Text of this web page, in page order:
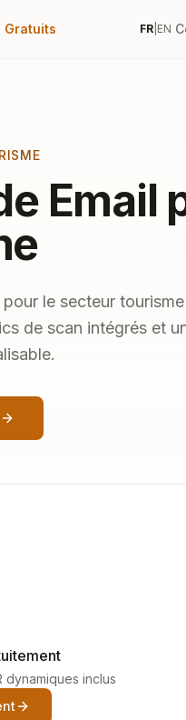
Gratuits FR EN
Email
le secteur
de scan intégrés et
inclus